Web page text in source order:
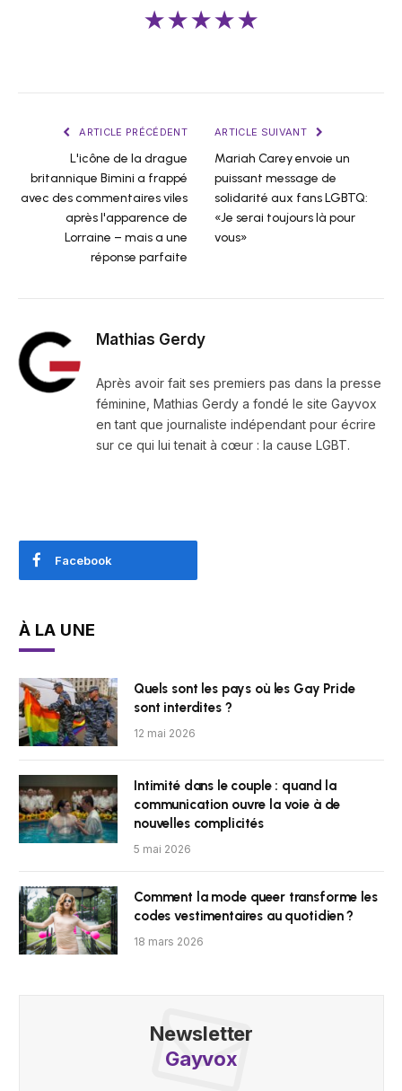
★★★★★
ARTICLE PRÉCÉDENT
L'icône de la drague
britannique Bimini a frappé
avec des commentaires viles
après l'apparence de
Lorraine – mais a une
réponse parfaite
ARTICLE SUIVANT
Mariah Carey envoie un
puissant message de
solidarité aux fans LGBTQ:
«Je serai toujours là pour
vous»
Mathias Gerdy
Après avoir fait ses premiers pas dans la presse
féminine, Mathias Gerdy a fondé le site Gayvox
en tant que journaliste indépendant pour écrire
sur ce qui lui tenait à cœur : la cause LGBT.
Facebook
À LA UNE
Quels sont les pays où les Gay Pride
sont interdites ?
12 mai 2026
Intimité dans le couple : quand la
communication ouvre la voie à de
nouvelles complicités
5 mai 2026
Comment la mode queer transforme les
codes vestimentaires au quotidien ?
18 mars 2026
Newsletter
Gayvox